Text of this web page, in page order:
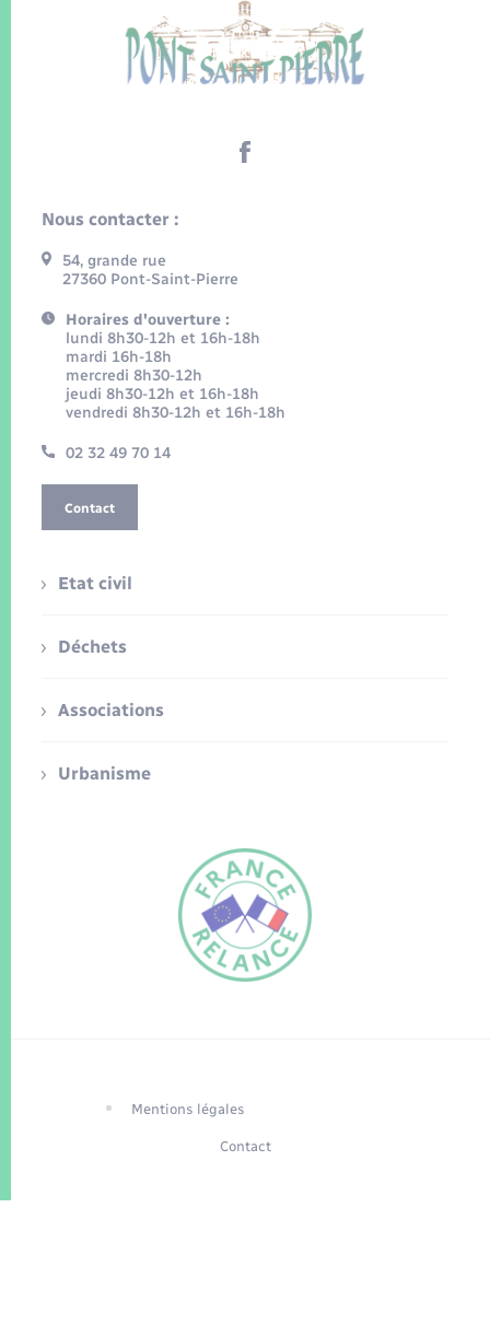
Nous contacter :
54, grande rue
27360 Pont-Saint-Pierre
Horaires d'ouverture :
lundi 8h30-12h et 16h-18h
mardi 16h-18h
mercredi 8h30-12h
jeudi 8h30-12h et 16h-18h
vendredi 8h30-12h et 16h-18h
02 32 49 70 14
Contact
Etat civil
Déchets
Associations
Urbanisme
Mentions légales
Contact